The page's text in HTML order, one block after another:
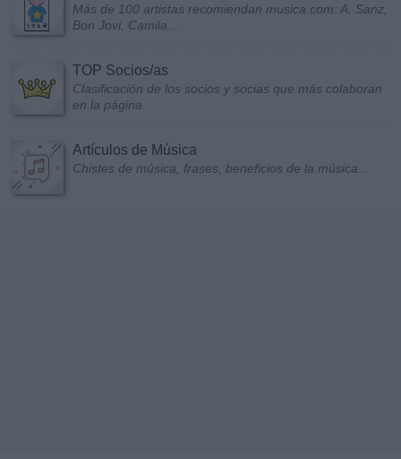
Más de 100 artistas recomiendan musica.com: A. Sanz,
Bon Jovi, Camila...
TOP Socios/as
Clasificación de los socios y socias que más colaboran
en la página
Artículos de Música
Chistes de música, frases, beneficios de la música...